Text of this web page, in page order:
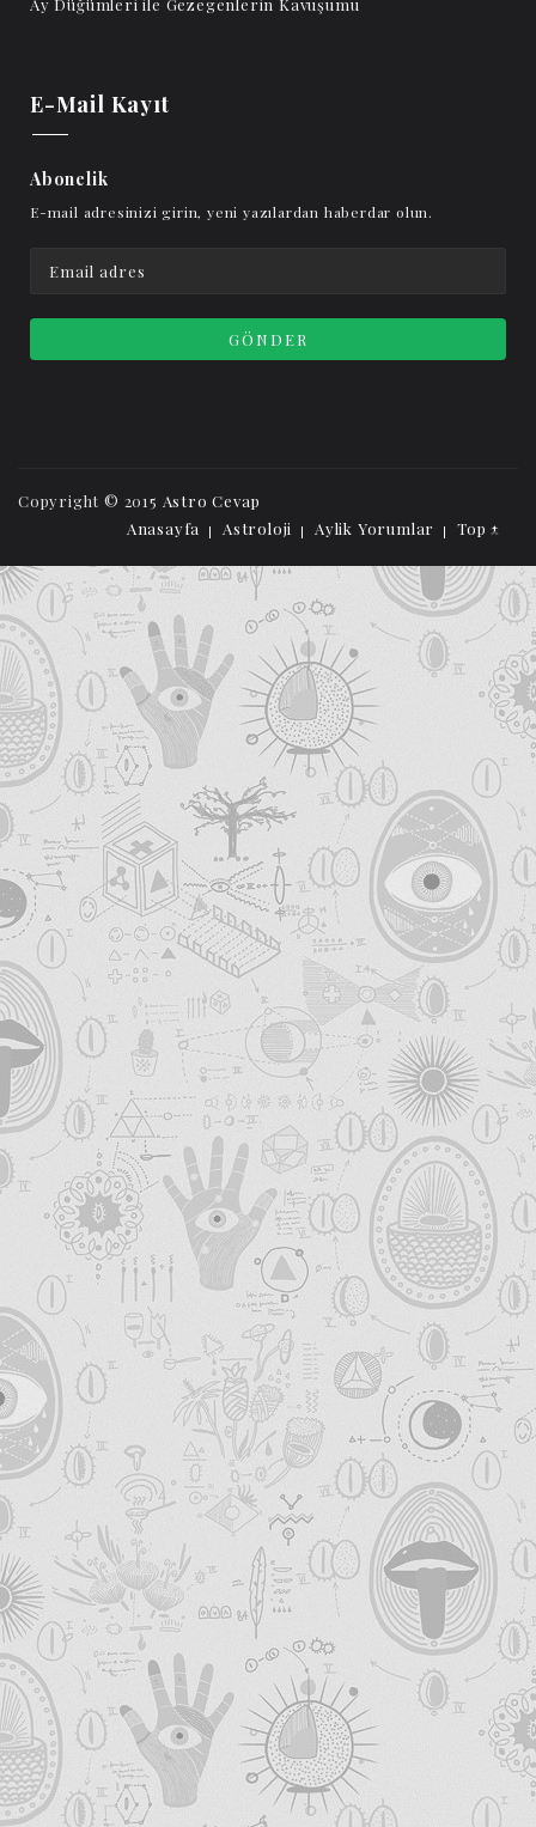
Ay Düğümleri ile Gezegenlerin Kavuşumu
E-Mail Kayıt
Abonelik
E-mail adresinizi girin, yeni yazılardan haberdar olun.
Copyright © 2015 Astro Cevap
Anasayfa
Astroloji Aylik Yorumlar Top ↑